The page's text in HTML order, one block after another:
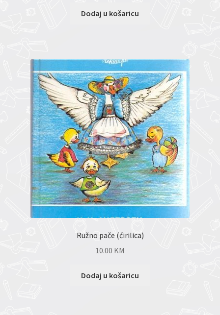
Dodaj u košaricu
Ružno pače (ćirilica)
10.00 KM
Dodaj u košaricu